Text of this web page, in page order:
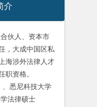
介
伙人、资本市
，大成中国区私
海涉外法律人才
职资格。
悉尼科技大学
法律硕士